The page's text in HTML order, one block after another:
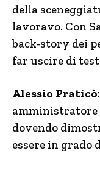
della
lavoravo. Con
back-story dei
far uscire di
Alessio Praticò
amministratore
dovendo
essere in grado